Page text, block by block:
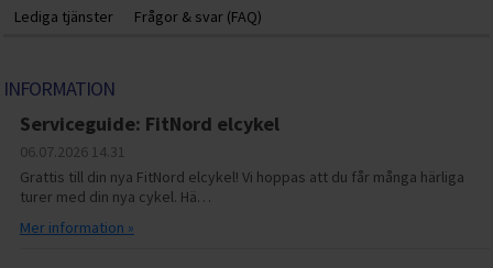
Lediga tjänster
Frågor & svar (FAQ)
INFORMATION
Serviceguide: FitNord elcykel
06.07.2026 14.31
Grattis till din nya FitNord elcykel! Vi hoppas att du får många härliga
turer med din nya cykel. Hä…
Mer information »